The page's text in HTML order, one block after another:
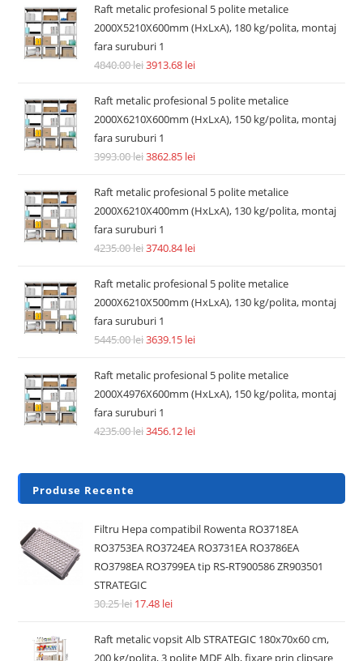
Raft metalic profesional 5 polite metalice
2000X5210X600mm (HxLxA), 180 kg/polita, montaj
fara suruburi 1
4840.00lei3913.68 lei
Raft metalic profesional 5 polite metalice
2000X6210X600mm (HxLxA), 150 kg/polita, montaj
fara suruburi 1
3993.00lei3862.85 lei
Raft metalic profesional 5 polite metalice
2000X6210X400mm (HxLxA), 130 kg/polita, montaj
fara suruburi 1
4235.00lei3740.84lei
Raft metalic profesional 5 polite metalice
2000X6210X500mm (HxLxA), 130 kg/polita, montaj
fara suruburi 1
5445.00lei3639.15 lei
Raft metalic profesional 5 polite metalice
2000X4976X600mm (HxLxA), 150 kg/polita, montaj
fara suruburi 1
4235.00lei3456.12 lei
Produse Recente
Filtru Hepa compatibil Rowenta RO3718EA
RO3753EA RO3724EA RO3731EA RO3786EA
RO3798EA RO3799EA tip RS-RT900586 ZR903501
STRATEGIC
30.25lei 17.48 lei
Raft metalic vopsit Alb STRATEGIC 180x70x60 cm,
200 kg/polita, 3 polite MDF Alb, fixare prin clipsare